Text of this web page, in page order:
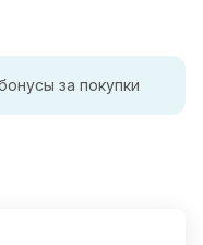
за покупки